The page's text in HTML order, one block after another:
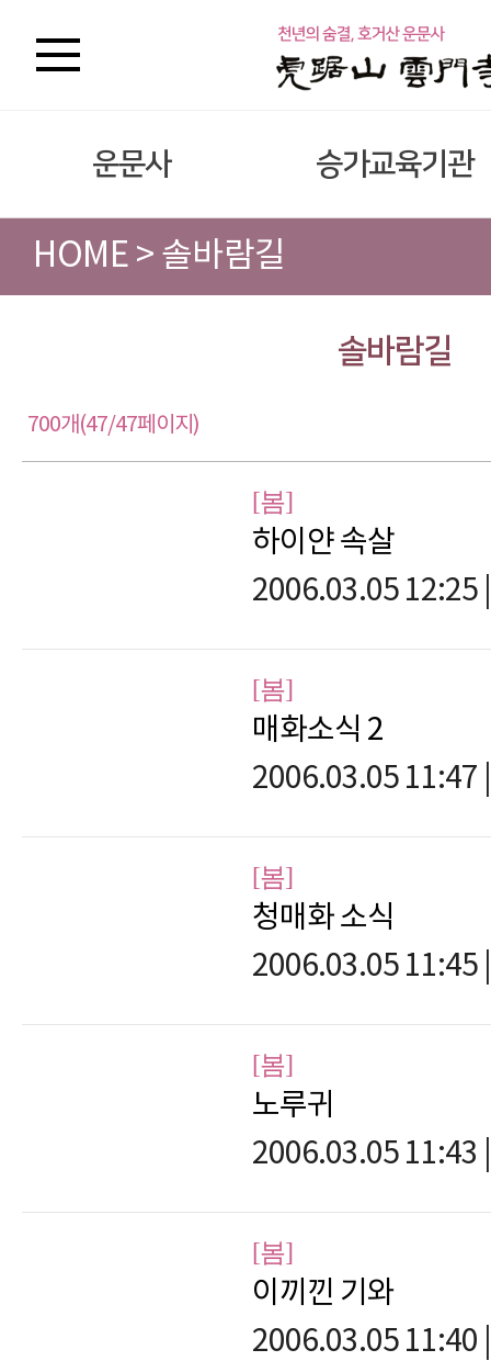
운문사 승가교육기관
HOME > 솔바람길
솔바람길
700개(47/47페이지)
[봄]
하이얀 속살
2006.03.05 12:25
[봄]
매화소식 2
2006.03.05 11:47
[봄]
청매화 소식
2006.03.05 11:45
[봄]
노루귀
2006.03.05 11:43
[봄]
이끼낀 기와
2006.03.05 11:40